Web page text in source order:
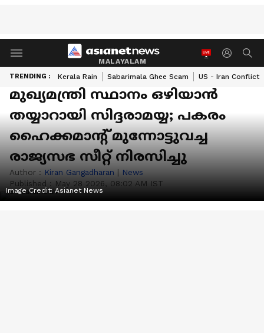
MALAYALAM
TRENDING : Kerala Rain Sabarimala Ghee Scam US - Iran Conflict
മുഖ്യമന്ത്രി സ്ഥാനം ഒഴിയാൻ
തയ്യാറായി സിദ്ദരാമയ്യ; പകരം
ഹൈക്കമാൻ്റ് മുന്നോട്ടുവച്ച
രാജ്യസഭ സീറ്റ് നിരസിച്ചു
Author : Kiran Gangadharan | News
Published : May 28 2026, 08:02 AM IST
Image Credit:Asianet News